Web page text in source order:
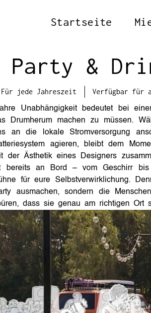
Startseite
Party &
Für jede Jahreszeit Verfügbar für
Unabhängigkeit bedeutet bei
Drumherum machen zu müssen.
an die lokale Stromversorgung
agieren, bleibt dem
der Ästhetik eines Designers
bereits an Bord – vom Geschirr bis
für eure Selbstverwirklichung.
ausmachen, sondern die
dass sie genau am richtigen Ort